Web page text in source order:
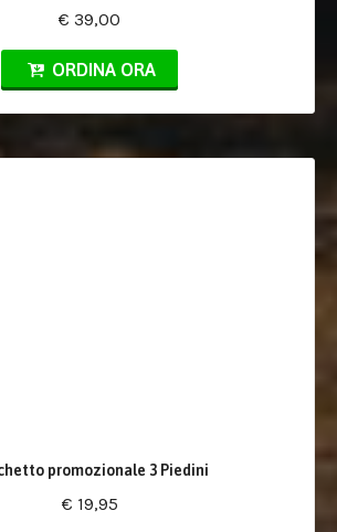
€ 39,00
ORDINA ORA
promozionale 3 Piedini
€ 19,95